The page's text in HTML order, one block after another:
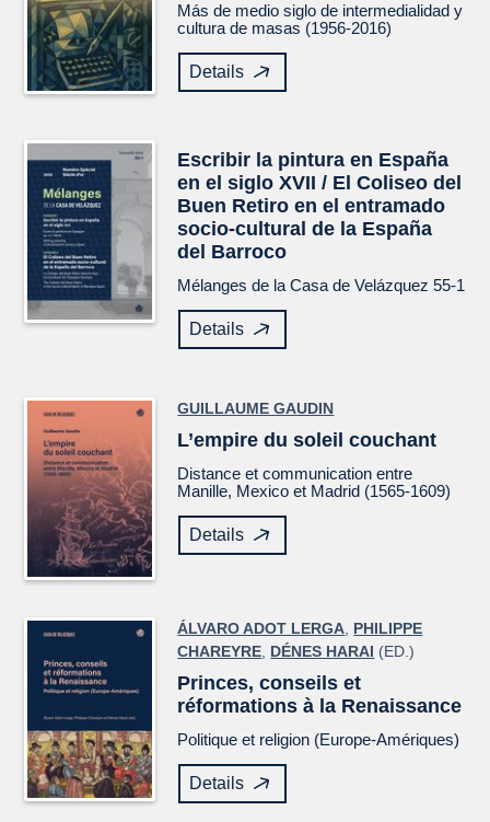
Más de medio siglo de intermedialidad y
cultura de masas (1956-2016)
Details
Escribir la pintura en España
en el siglo XVII / El Coliseo del
Buen Retiro en el entramado
socio-cultural de la España
del Barroco
Mélanges de la Casa de Velázquez 55-1
Details
GUILLAUME GAUDIN
L’empire du soleil couchant
Distance et communication entre
Manille, Mexico et Madrid (1565-1609)
Details
ÁLVARO ADOT LERGA, PHILIPPE
CHAREYRE, DÉNES HARAI (ED.)
Princes, conseils et
réformations à la Renaissance
Politique et religion (Europe-Amériques)
Details